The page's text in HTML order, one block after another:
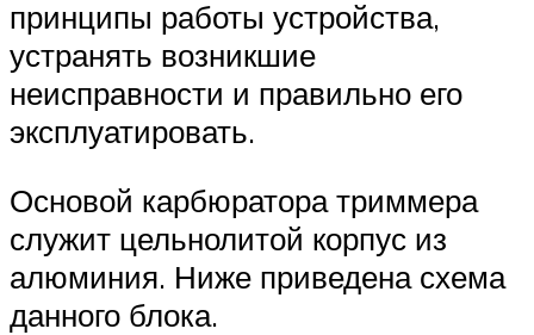
принципы работы устройства,
устранять возникшие
неисправности и правильно его
эксплуатировать.
Основой карбюратора триммера
служит цельнолитой корпус из
алюминия. Ниже приведена схема
данного блока.